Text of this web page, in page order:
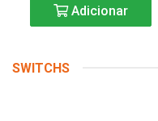
Adicionar
SWITCHS